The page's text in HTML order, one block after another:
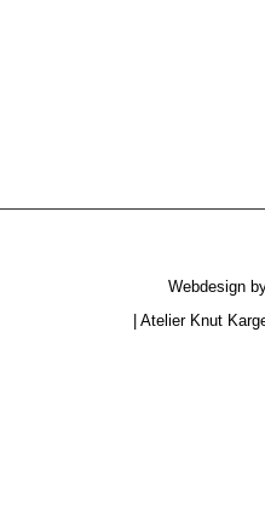
Webdesign
Atelier Knut